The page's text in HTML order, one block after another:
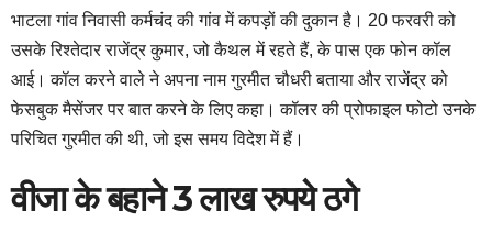
भाटला गांव निवासी कर्मचंद की गांव में कपड़ों की दुकान है। 20 फरवरी को
उसके रिश्तेदार राजेंद्र कुमार, जो कैथल में रहते हैं, के पास एक फोन कॉल
आई। कॉल करने वाले ने अपना नाम गुरमीत चौधरी बताया और राजेंद्र को
फेसबुक मैसेंजर पर बात करने के लिए कहा। कॉलर की प्रोफाइल फोटो उनके
परिचित गुरमीत की थी, जो इस समय विदेश में हैं।
वीजा के बहाने 3 लाख रुपये ठगे